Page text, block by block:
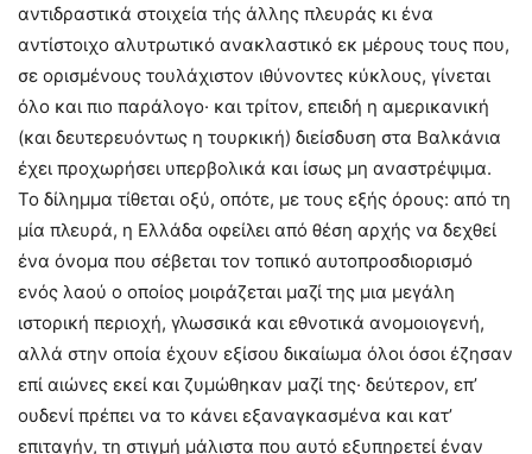
αντιδραστικά στοιχεία τής άλλης πλευράς κι ένα
αντίστοιχο αλυτρωτικό ανακλαστικό εκ μέρους τους που,
σε ορισμένους τουλάχιστον ιθύνοντες κύκλους, γίνεται
όλο και πιο παράλογο· και τρίτον, επειδή η αμερικανική
(και δευτερευόντως η τουρκική) διείσδυση στα Βαλκάνια
έχει προχωρήσει υπερβολικά και ίσως μη αναστρέψιμα.
Το δίλημμα τίθεται οξύ, οπότε, με τους εξής όρους: από τη
μία πλευρά, η Ελλάδα οφείλει από θέση αρχής να δεχθεί
ένα όνομα που σέβεται τον τοπικό αυτοπροσδιορισμό
ενός λαού ο οποίος μοιράζεται μαζί της μια μεγάλη
ιστορική περιοχή, γλωσσικά και εθνοτικά ανομοιογενή,
αλλά στην οποία έχουν εξίσου δικαίωμα όλοι όσοι έζησαν
επί αιώνες εκεί και ζυμώθηκαν μαζί της· δεύτερον, επ’
ουδενί πρέπει να το κάνει εξαναγκασμένα και κατ’
επιταγήν, τη στιγμή μάλιστα που αυτό εξυπηρετεί έναν